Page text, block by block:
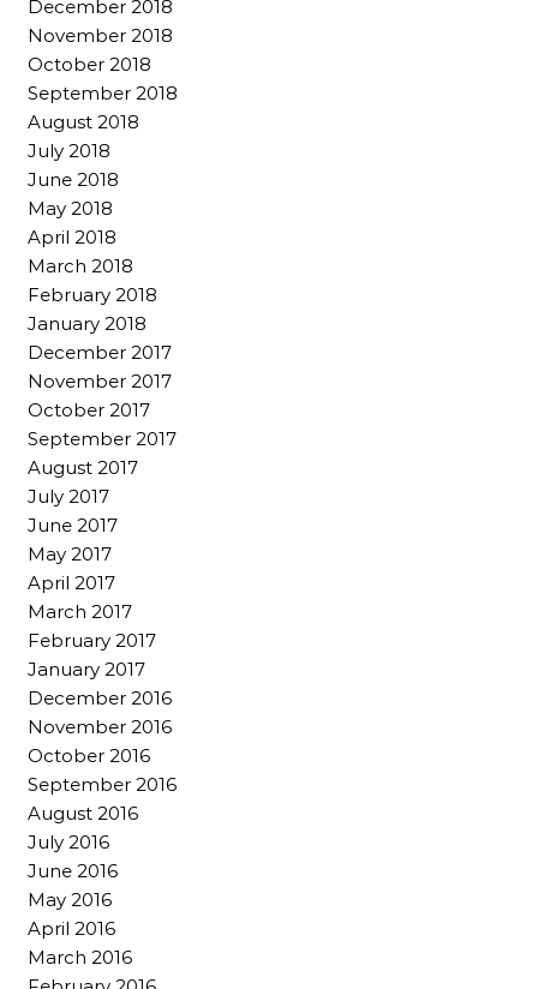
December 2018
November 2018
October 2018
September 2018
August 2018
July 2018
June 2018
May 2018
April 2018
March 2018
February 2018
January 2018
December 2017
November 2017
October 2017
September 2017
August 2017
July 2017
June 2017
May 2017
April 2017
March 2017
February 2017
January 2017
December 2016
November 2016
October 2016
September 2016
August 2016
July 2016
June 2016
May 2016
April 2016
March 2016